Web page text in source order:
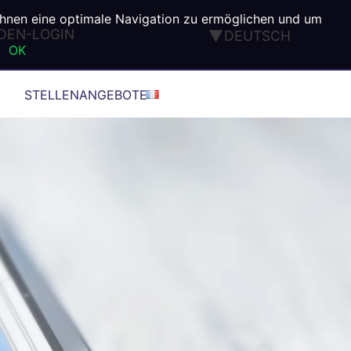
LOGIN
DEUTSCH
ESPAÑOL
STELLENANGEBOTE
eine optimale Navigation zu ermöglichen und um
OK